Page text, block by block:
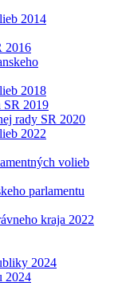
2014
2016
2018
SR 2019
rady SR 2020
2022
volieb
parlamentu
kraja 2022
2024
2024